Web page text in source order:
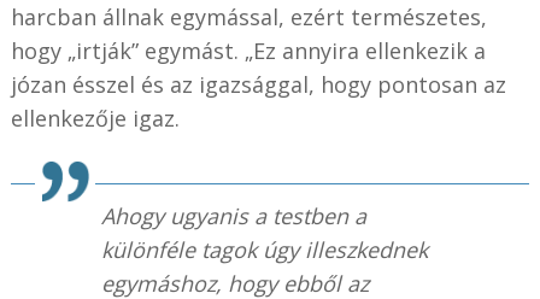
harcban állnak egymással, ezért természetes,
hogy „irtják” egymást. „Ez annyira ellenkezik a
józan ésszel és az igazsággal, hogy pontosan az
ellenkezője igaz.
Ahogy ugyanis a testben a
különféle tagok úgy illeszkednek
egymáshoz, hogy ebből az